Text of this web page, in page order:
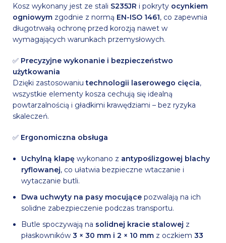
Kosz wykonany jest ze stali S235JR i pokryty ocynkiem
ogniowym zgodnie z normą EN-ISO 1461, co zapewnia
długotrwałą ochronę przed korozją nawet w
wymagających warunkach przemysłowych.
✅ Precyzyjne wykonanie i bezpieczeństwo
użytkowania
Dzięki zastosowaniutechnologii laserowego cięcia,
wszystkie elementy kosza cechują się idealną
powtarzalnością i gładkimi krawędziami – bez ryzyka
skaleczeń.
✅ Ergonomiczna obsługa
Uchylną klapę wykonano z antypoślizgowej blachy
ryflowanej, co ułatwia bezpieczne wtaczanie i
wytaczanie butli.
Dwa uchwyty na pasy mocujące pozwalają na ich
solidne zabezpieczenie podczas transportu.
Butle spoczywają na solidnej kracie stalowej z
płaskowników3 × 30 mm i 2 × 10 mm z oczkiem33